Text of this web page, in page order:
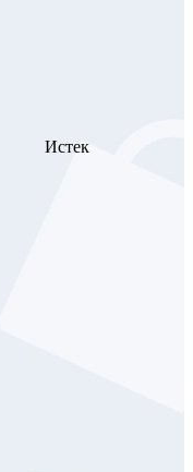
Истек